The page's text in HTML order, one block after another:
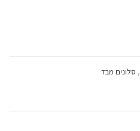
, סלונים מבד